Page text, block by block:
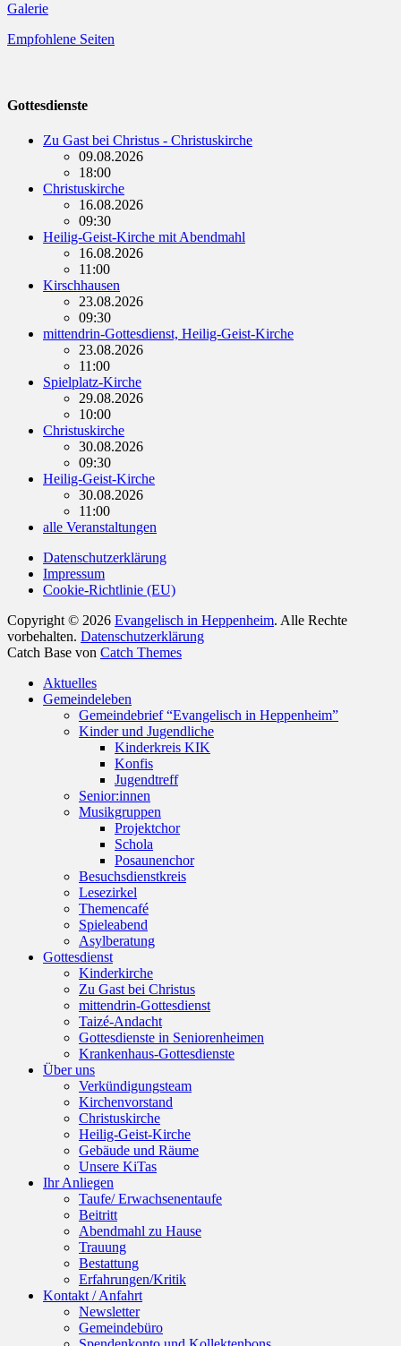
Galerie
Empfohlene Seiten
Gottesdienste
Zu Gast bei Christus - Christuskirche
09.08.2026
18:00
Christuskirche
16.08.2026
09:30
Heilig-Geist-Kirche mit Abendmahl
16.08.2026
11:00
Kirschhausen
23.08.2026
09:30
mittendrin-Gottesdienst, Heilig-Geist-Kirche
23.08.2026
11:00
Spielplatz-Kirche
29.08.2026
10:00
Christuskirche
30.08.2026
09:30
Heilig-Geist-Kirche
30.08.2026
11:00
alle Veranstaltungen
Datenschutzerklärung
Impressum
Cookie-Richtlinie (EU)
Copyright © 2026 Evangelisch in Heppenheim. Alle Rechte
vorbehalten. Datenschutzerklärung
Catch Base von Catch Themes
oben
scrollen
Aktuelles
Gemeindeleben
Gemeindebrief “Evangelisch in Heppenheim”
Kinder und Jugendliche
Kinderkreis KIK
Konfis
Jugendtreff
Senior:innen
Musikgruppen
Projektchor
Schola
Posaunenchor
Besuchsdienstkreis
Lesezirkel
Themencafé
Spieleabend
Asylberatung
Gottesdienst
Kinderkirche
Zu Gast bei Christus
mittendrin-Gottesdienst
Taizé-Andacht
Gottesdienste in Seniorenheimen
Krankenhaus-Gottesdienste
Über uns
Verkündigungsteam
Kirchenvorstand
Christuskirche
Heilig-Geist-Kirche
Gebäude und Räume
Unsere KiTas
Ihr Anliegen
Taufe/ Erwachsenentaufe
Beitritt
Abendmahl zu Hause
Trauung
Bestattung
Erfahrungen/Kritik
Kontakt / Anfahrt
Newsletter
Gemeindebüro